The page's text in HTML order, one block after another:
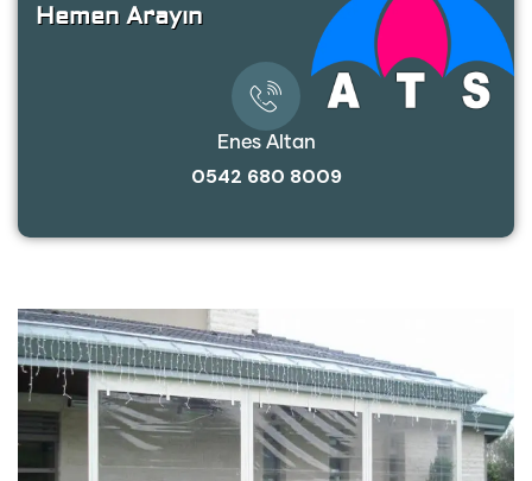
Hemen Arayın
Enes Altan
0542 680 8009